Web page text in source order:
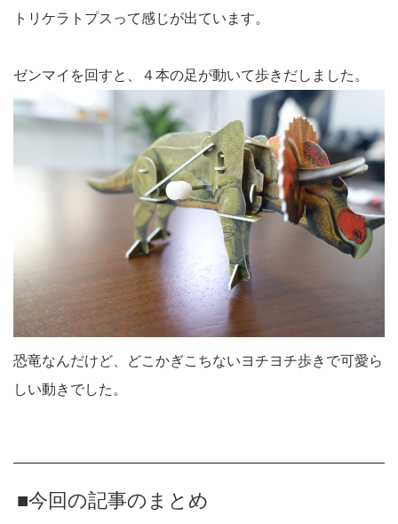
トリケラトプスって感じが出ています。
ゼンマイを回すと、４本の足が動いて歩きだしました。
恐竜なんだけど、どこかぎこちないヨチヨチ歩きで可愛ら
しい動きでした。
■今回の記事のまとめ